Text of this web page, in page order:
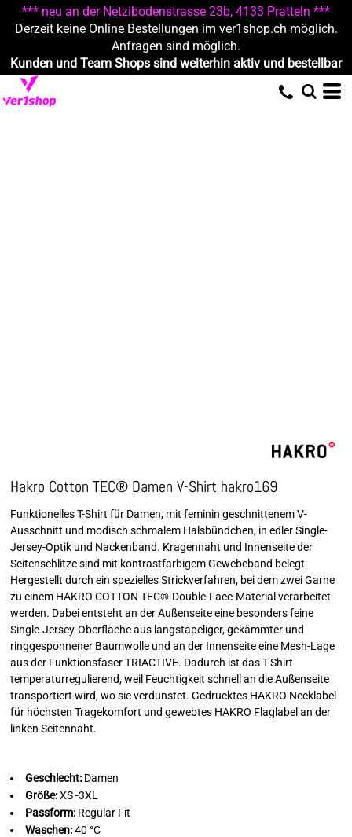
*** neu an der Netzibodenstrasse 23b, 4133 Pratteln ***
Derzeit keine Online Bestellungen im ver1shop.ch möglich.
Anfragen sind möglich.
Kunden und Team Shops sind weiterhin aktiv und bestellbar
Hakro Cotton TEC® Damen V-Shirt hakro169
Funktionelles T-Shirt für Damen, mit feminin geschnittenem V-
Ausschnitt und modisch schmalem Halsbündchen, in edler Single-
Jersey-Optik und Nackenband. Kragennaht und Innenseite der
Seitenschlitze sind mit kontrastfarbigem Gewebeband belegt.
Hergestellt durch ein spezielles Strickverfahren, bei dem zwei Garne
zu einem HAKRO COTTON TEC®-Double-Face-Material verarbeitet
werden. Dabei entsteht an der Außenseite eine besonders feine
Single-Jersey-Oberfläche aus langstapeliger, gekämmter und
ringgesponnener Baumwolle und an der Innenseite eine Mesh-Lage
aus der Funktionsfaser TRIACTIVE. Dadurch ist das T-Shirt
temperaturregulierend, weil Feuchtigkeit schnell an die Außenseite
transportiert wird, wo sie verdunstet. Gedrucktes HAKRO Necklabel
für höchsten Tragekomfort und gewebtes HAKRO Flaglabel an der
linken Seitennaht.
Geschlecht: Damen
Größe:XS -3XL
Passform: Regular Fit
Waschen:40 °C